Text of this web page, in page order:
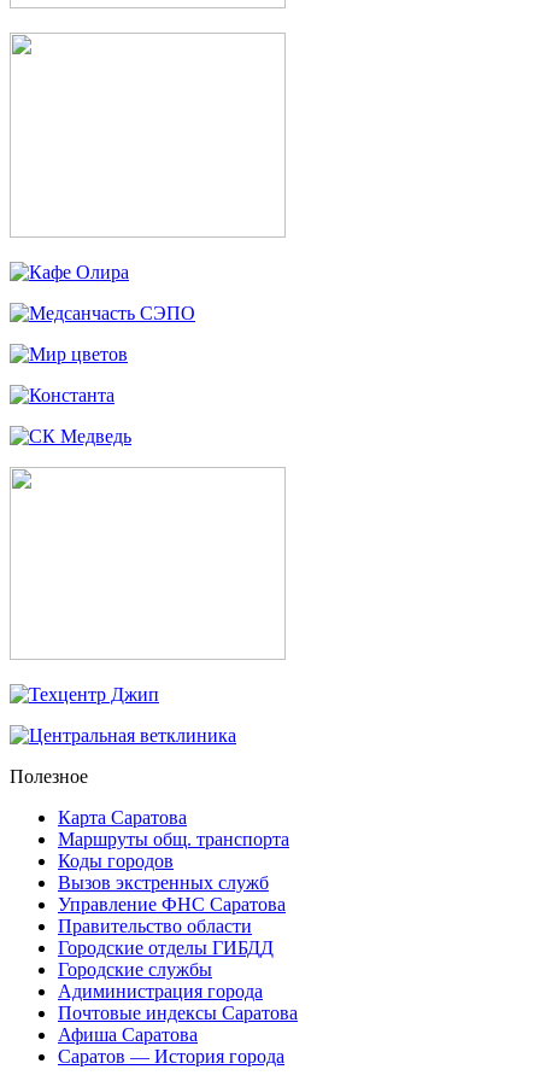
Полезное
Карта Саратова
Маршруты общ. транспорта
Коды городов
Вызов экстренных служб
Управление ФНС Саратова
Правительство области
Городские отделы ГИБДД
Городские службы
Адиминистрация города
Почтовые индексы Саратова
Афиша Саратова
Саратов — История города